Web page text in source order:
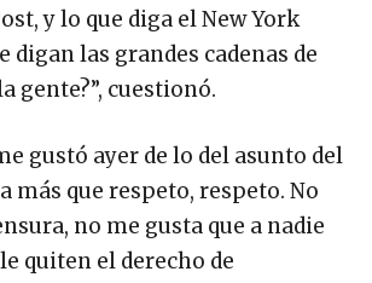
y lo que diga el New York
digan las grandes cadenas de
gente?”, cuestionó.
gustó ayer de lo del asunto del
más que respeto, respeto. No
no me gusta que a nadie
quiten el derecho de